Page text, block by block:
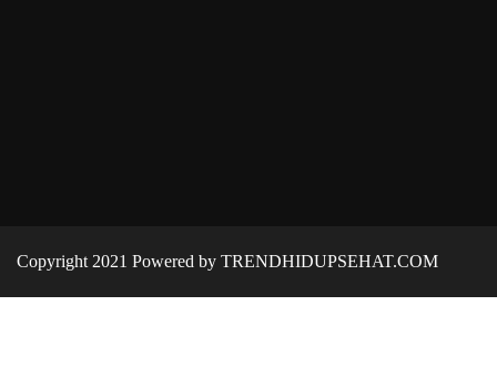
Copyright 2021 Powered by TRENDHIDUPSEHAT.COM